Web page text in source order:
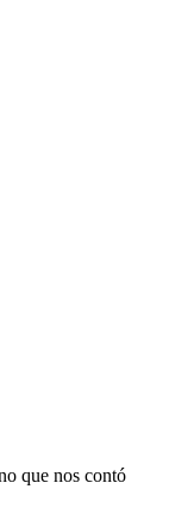
que nos contó